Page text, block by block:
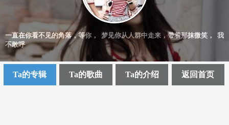
一直在你看不见的角落，等你， 梦见你从人群中走来，带着那抹微笑， 我
不敢呼
Ta的专辑 Ta的歌曲 Ta的介绍 返回首页